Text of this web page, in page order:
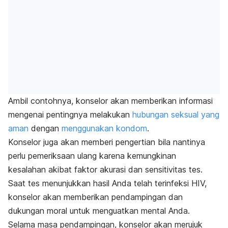
Ambil contohnya, konselor akan memberikan informasi
mengenai pentingnya melakukan hubungan seksual yang
aman dengan menggunakan kondom.
Konselor juga akan memberi pengertian bila nantinya
perlu pemeriksaan ulang karena kemungkinan
kesalahan akibat faktor akurasi dan sensitivitas tes.
Saat tes menunjukkan hasil Anda telah terinfeksi HIV,
konselor akan memberikan pendampingan dan
dukungan moral untuk menguatkan mental Anda.
Selama masa pendampingan, konselor akan merujuk